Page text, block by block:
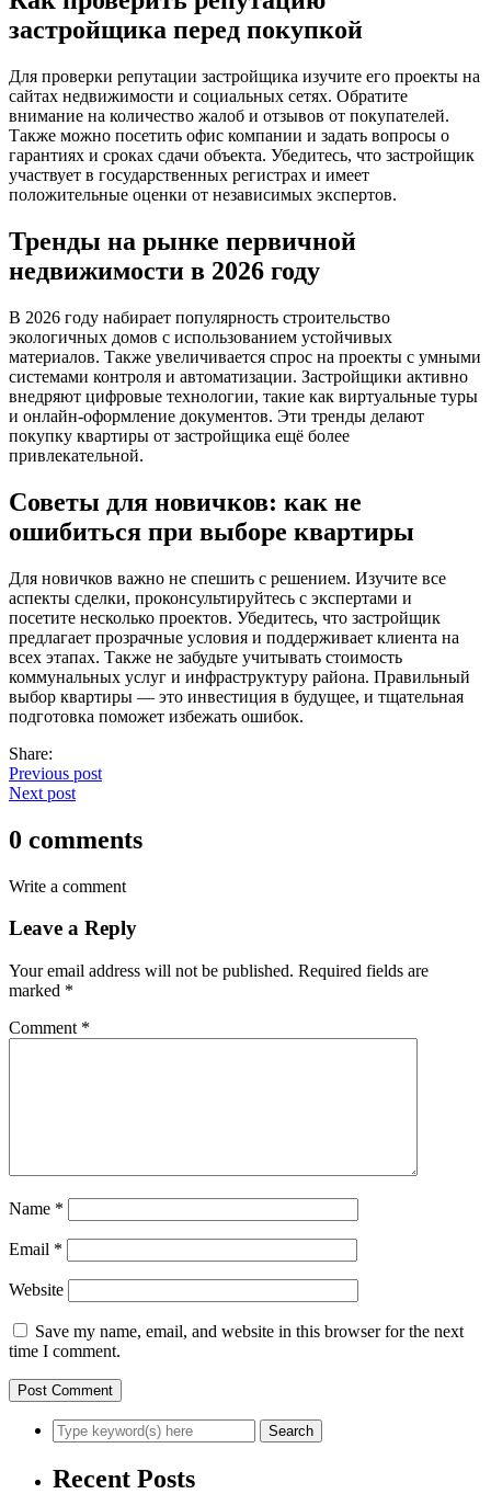
застройщика перед покупкой
Для проверки репутации застройщика изучите его проекты на
сайтах недвижимости и социальных сетях. Обратите
внимание на количество жалоб и отзывов от покупателей.
Также можно посетить офис компании и задать вопросы о
гарантиях и сроках сдачи объекта. Убедитесь, что застройщик
участвует в государственных регистрах и имеет
положительные оценки от независимых экспертов.
Тренды на рынке первичной
недвижимости в 2026 году
В 2026 году набирает популярность строительство
экологичных домов с использованием устойчивых
материалов. Также увеличивается спрос на проекты с умными
системами контроля и автоматизации. Застройщики активно
внедряют цифровые технологии, такие как виртуальные туры
и онлайн-оформление документов. Эти тренды делают
покупку квартиры от застройщика ещё более
привлекательной.
Советы для новичков: как не
ошибиться при выборе квартиры
Для новичков важно не спешить с решением. Изучите все
аспекты сделки, проконсультируйтесь с экспертами и
посетите несколько проектов. Убедитесь, что застройщик
предлагает прозрачные условия и поддерживает клиента на
всех этапах. Также не забудьте учитывать стоимость
коммунальных услуг и инфраструктуру района. Правильный
выбор квартиры — это инвестиция в будущее, и тщательная
подготовка поможет избежать ошибок.
Share:
Previous post
Next post
0 comments
Write a comment
Leave a Reply
Your email address will not be published. Required fields are
marked *
Comment *
Name *
Email *
Website
Save my name, email, and website in this browser for the next
time I comment.
Recent Posts